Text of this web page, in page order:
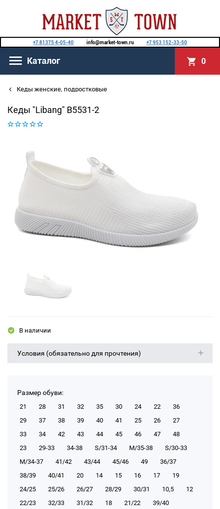
+7 81375 4-05-40 info@market-town.ru +7 953 152-33-50
Каталог 0
Кеды женские, подростковые
Кеды "Libang" B5531-2
В наличии
Условия (обязательно для прочтения)
Размер обуви:
21 28 31 32 35 30 24 22
36
29
37 38 39 40 41 25 26
27
33
34 42 43 44 45 46 47
48
23
29-33 34-38 S/31-34 М/35-38
S/30-33
М/34-37
41/42 43/44 45/46 49
36/37
38/39
40/41 20 14 15 16 17
19
24/25
25/26 26/27 28/29 30/31 10,5
12
22/23
32/33 31/32 18 21/22
39/40